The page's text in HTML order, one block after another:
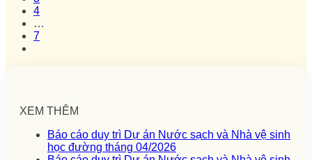
4
…
7
XEM THÊM
Báo cáo duy trì Dự án Nước sạch và Nhà vệ sinh
học đường tháng 04/2026